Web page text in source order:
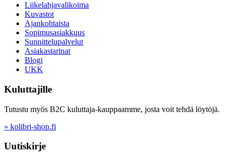
Liikelahjavalikoima
Kuvastot
Ajankohtaista
Sopimusasiakkuus
Sunnittelupalvelut
Asiakastarinat
Blogi
UKK
Kuluttajille
Tutustu myös B2C kuluttaja-kauppaamme, josta voit tehdä löytöjä.
» kolibri-shop.fi
Uutiskirje